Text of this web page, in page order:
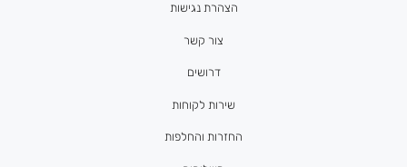
הצהרת נגישות
צור קשר
דרושים
שירות לקוחות
החזרות והחלפות